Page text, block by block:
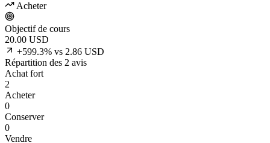
Acheter
Objectif de cours
20.00 USD
+599.3% vs 2.86 USD
Répartition des 2 avis
Achat fort
2
Acheter
0
Conserver
0
Vendre